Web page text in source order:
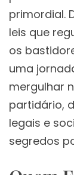
primordial.
leis que
os
uma
mergulhar
partidário,
legais e
segredos